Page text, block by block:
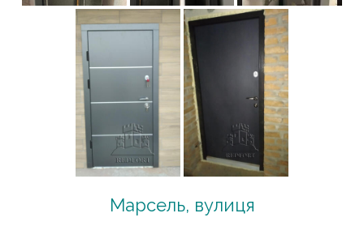
Марсель, вулиця